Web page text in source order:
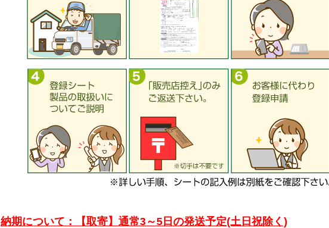
納期について：【取寄】通常3～5日の発送予定(土日祝除く)